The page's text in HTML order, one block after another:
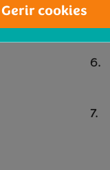
Gerir cookies